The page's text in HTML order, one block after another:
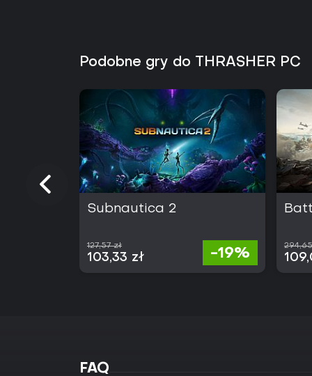
Podobne gry do THRASHER PC
Subnautica 2
127,57 zł
103,33 zł -19%
FAQ